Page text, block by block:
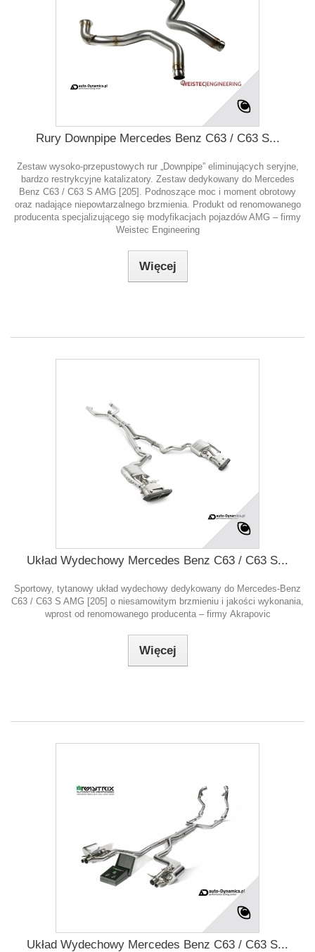
Rury Downpipe Mercedes Benz C63 / C63 S...
Zestaw wysoko-przepustowych rur „Downpipe” eliminujących seryjne,
bardzo restrykcyjne katalizatory. Zestaw dedykowany do Mercedes
Benz C63 / C63 S AMG [205]. Podnoszące moc i moment obrotowy
oraz nadające niepowtarzalnego brzmienia. Produkt od renomowanego
producenta specjalizującego się modyfikacjach pojazdów AMG – firmy
Weistec Engineering
Więcej
Układ Wydechowy Mercedes Benz C63 / C63 S...
Sportowy, tytanowy układ wydechowy dedykowany do Mercedes-Benz
C63 / C63 S AMG [205] o niesamowitym brzmieniu i jakości wykonania,
wprost od renomowanego producenta – firmy Akrapovic
Więcej
Układ Wydechowy Mercedes Benz C63 / C63 S...